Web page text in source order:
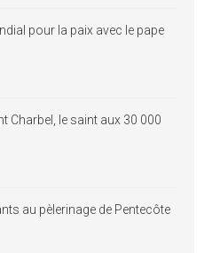
pour la paix avec le pape
Charbel, le saint aux 30 000
au pèlerinage de Pentecôte